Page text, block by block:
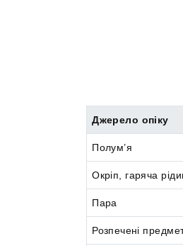
Джерело опіку
Полум’я
Окріп, гаряча
Пара
Розпечені